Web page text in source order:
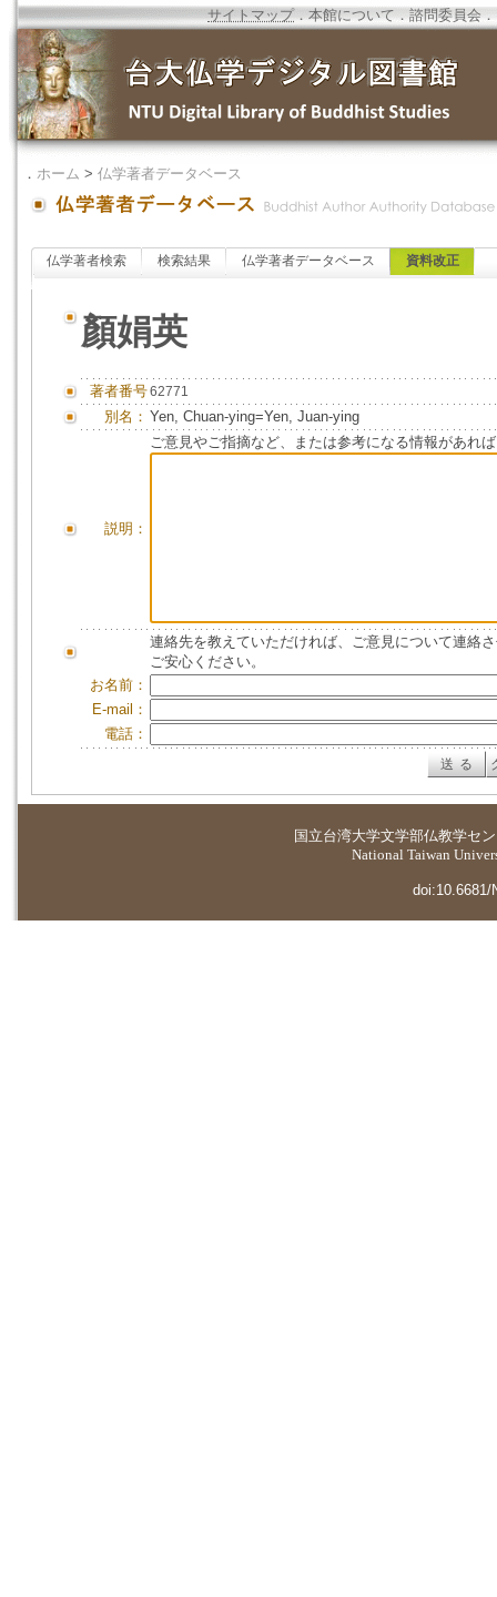
サイトマップ．本館について ．諮問委員会 ．
． ホーム > 仏学著者データベース
仏学著者検索 検索結果 仏学著者データベース 資料改正
顏娟英
著者番号62771
別名： Yen, Chuan-ying=Yen, Juan-ying
説明：
ご意見やご指摘など、または参考になる情報があれ
連絡先を教えていただければ、ご意見について連絡
ご安心ください。
お名前：
E-mail：
電話：
国立台湾大学文学部仏教学セ
National Taiwan
doi:10.6681/